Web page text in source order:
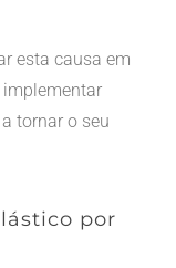
esta causa em
implementar
tornar o seu
por